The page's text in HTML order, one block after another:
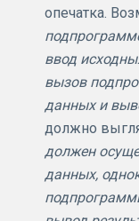
опечатка.
ввод
вызов
данных и
должно
должен
данных,